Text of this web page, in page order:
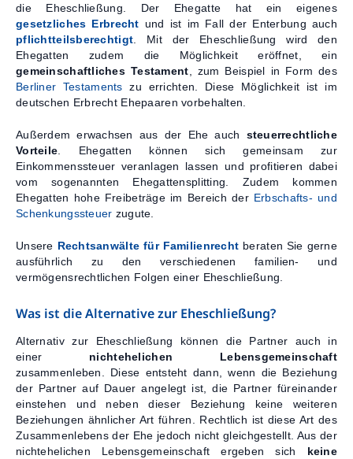
die Eheschließung. Der Ehegatte hat ein eigenes
gesetzliches Erbrecht und ist im Fall der Enterbung auch
pflichtteilsberechtigt . Mit der Eheschließung wird den
Ehegatten zudem die Möglichkeit eröffnet, ein
gemeinschaftliches Testament , zum Beispiel in Form des
Berliner Testaments zu errichten. Diese Möglichkeit ist im
deutschen Erbrecht Ehepaaren vorbehalten.
Außerdem erwachsen aus der Ehe auch steuerrechtliche
Vorteile . Ehegatten können sich gemeinsam zur
Einkommenssteuer veranlagen lassen und profitieren dabei
vom sogenannten Ehegattensplitting. Zudem kommen
Ehegatten hohe Freibeträge im Bereich der Erbschafts- und
Schenkungssteuer zugute.
Unsere Rechtsanwälte für Familienrecht beraten Sie gerne
ausführlich zu den verschiedenen familien- und
vermögensrechtlichen Folgen einer Eheschließung.
Was ist die Alternative zur Eheschließung?
Alternativ zur Eheschließung können die Partner auch in
einer nichtehelichen Lebensgemeinschaft
zusammenleben. Diese entsteht dann, wenn die Beziehung
der Partner auf Dauer angelegt ist, die Partner füreinander
einstehen und neben dieser Beziehung keine weiteren
Beziehungen ähnlicher Art führen. Rechtlich ist diese Art des
Zusammenlebens der Ehe jedoch nicht gleichgestellt. Aus der
nichtehelichen Lebensgemeinschaft ergeben sich keine